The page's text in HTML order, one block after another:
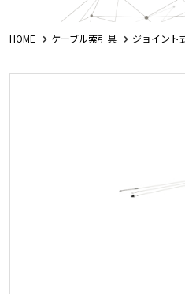
HOME ケーブル索引具 ジョイント